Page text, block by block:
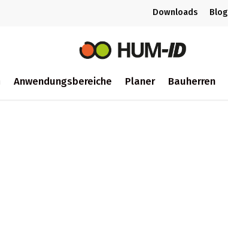
Downloads Blog
Anwendungsbereiche Planer Bauherren